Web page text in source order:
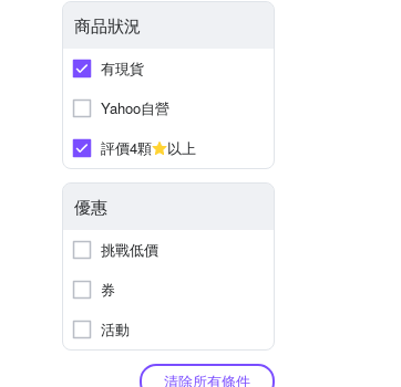
商品狀況
有現貨
Yahoo自營
評價4顆
以上
優惠
挑戰低價
券
活動
清除所有條件